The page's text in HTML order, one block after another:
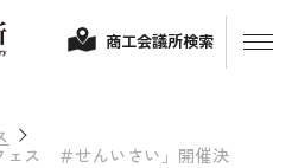
商工会議所検索
ェス ＃せんいさい」開催決